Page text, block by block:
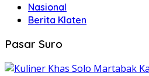
Nasional
Berita Klaten
Pasar Suro